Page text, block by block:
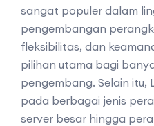
sangat populer dalam
pengembangan
fleksibilitas, dan
pilihan utama bagi
pengembang. Selain itu,
pada berbagai jenis
server besar hingga